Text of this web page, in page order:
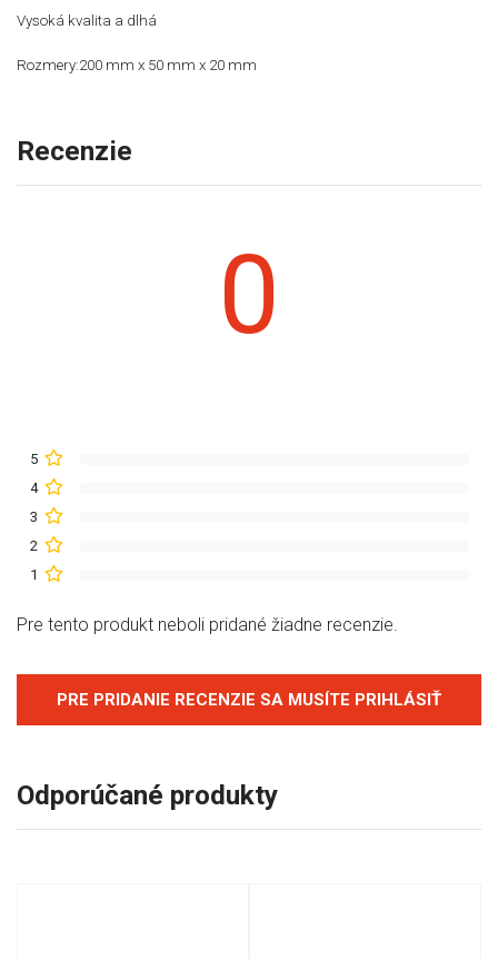
Vysoká kvalita a dlhá
Rozmery:200 mm x 50 mm x 20 mm
Recenzie
0
5
4
3
2
1
Pre tento produkt neboli pridané žiadne recenzie.
PRE PRIDANIE RECENZIE SA MUSÍTE PRIHLÁSIŤ
Odporúčané produkty